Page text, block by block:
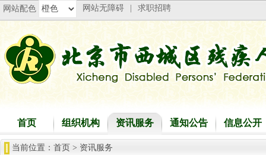
网站配色 网站无障碍 求职招聘
首页 组织机构 资讯服务 通知公告 信息公开
当前位置： 首页 > 资讯服务